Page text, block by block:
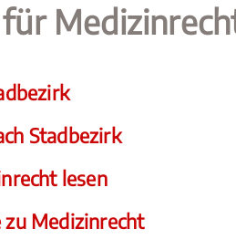
Stadbezirk
lesen
zu Medizinrecht